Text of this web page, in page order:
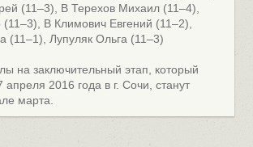
(11–3), В Терехов Михаил (11–4),
В Климович Евгений (11–2),
(11–1), Лупуляк Ольга (11–3)
на заключительный этап, который
апреля 2016 года в г. Сочи, станут
марта.